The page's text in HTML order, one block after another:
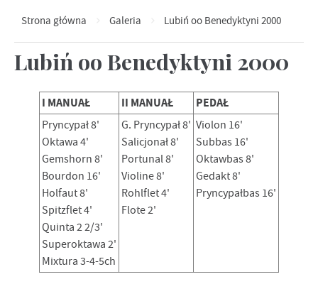
Strona główna Galeria Lubiń oo Benedyktyni 2000
Lubiń oo Benedyktyni 2000
I MANUAŁ II MANUAŁ PEDAŁ
Pryncypał 8'
Oktawa 4'
Gemshorn 8'
Bourdon 16'
Holfaut 8'
Spitzflet 4'
Quinta 2 2/3'
Superoktawa 2'
Mixtura 3-4-5ch
G. Pryncypał 8'
Salicjonał 8'
Portunal 8'
Violine 8'
Rohlflet 4'
Flote 2'
Violon 16'
Subbas 16'
Oktawbas 8'
Gedakt 8'
Pryncypałbas 16'